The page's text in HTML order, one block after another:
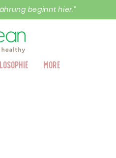
beginnt hier.“
More